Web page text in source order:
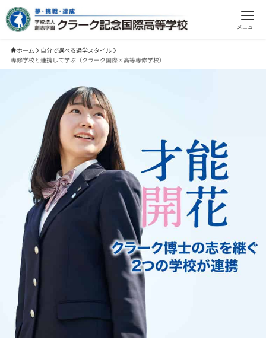
メニュー
ホーム
自分で選べる通学スタイル
専修学校と連携して学ぶ（クラーク国際×高等専修学校）